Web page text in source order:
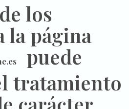
los
la página
puede
tratamiento